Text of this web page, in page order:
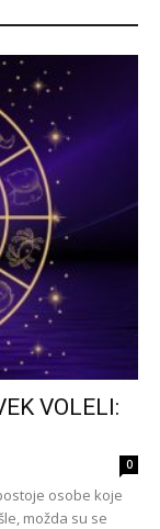
VOLELI:
0
osobe koje
možda su se